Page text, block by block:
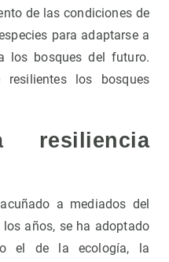
de las condiciones de
para adaptarse a
los bosques del futuro.
resilientes los bosques
a mediados del
años, se ha adoptado
el de la ecología, la